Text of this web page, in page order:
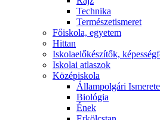
Technika
Természetismeret
Főiskola, egyetem
Hittan
Iskolaelőkészítők,
Iskolai atlaszok
Középiskola
Állampolgári
Biológia
Ének